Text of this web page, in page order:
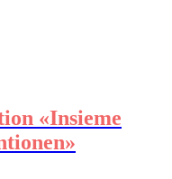
«Insieme